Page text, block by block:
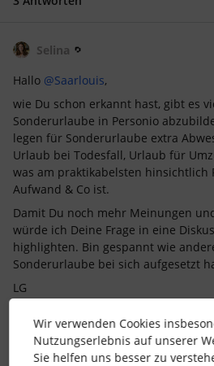
Selina
Hallo @Saarlouis,
wie Du schon erkannt hast, gibt es
Sonderurlaube in Personio
legen für Sonderurlaube extra
Urlaub bei Todesfall, Urlaub für
was am praktikabelsten hinsichtlich
Aufwand & Co ist.
Damit Du noch mehr Meinungen
würde ich Deine Frage in eine
highlighten. Bin gespannt wie
Sonderurlaube bei sich aufgesetzt
LG
Liebe Grüße aus München, Selina ✨
Wir verwenden Cookies
Nutzungserlebnis auf unserer
Sie helfen uns besser zu